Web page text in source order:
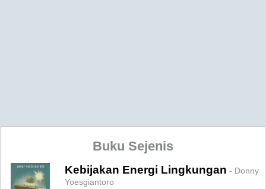
Buku Sejenis
Kebijakan Energi Lingkungan - Donny
Yoesgiantoro